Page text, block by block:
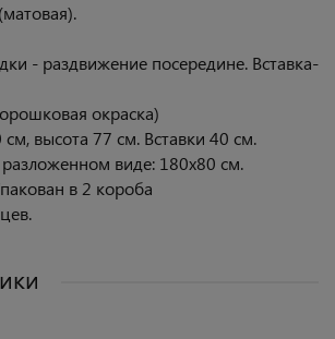
5,6 мм (матовая).
- раздвижение посередине. Вставка-
окраска)
высота 77 см. Вставки 40 см.
разложенном виде: 180х80 см.
в 2 короба